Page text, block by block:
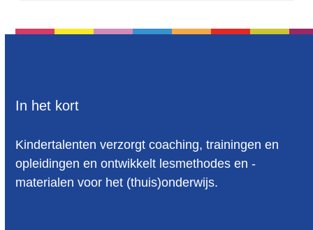
In het kort
Kindertalenten verzorgt coaching, trainingen en
opleidingen en ontwikkelt lesmethodes en -
materialen voor het (thuis)onderwijs.